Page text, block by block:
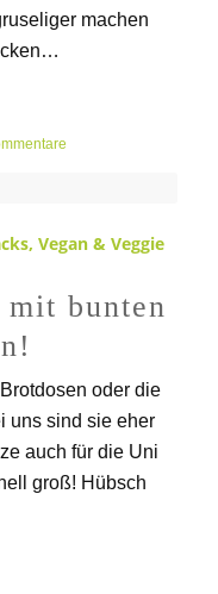
machen
,Vegan & Veggie
bunten
oder die
uns sind sie eher
auch für die Uni
groß! Hübsch